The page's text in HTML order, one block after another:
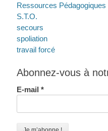
Ressources Pédagogiques
S.T.O.
secours
spoliation
travail forcé
Abonnez-vous à
E-mail *